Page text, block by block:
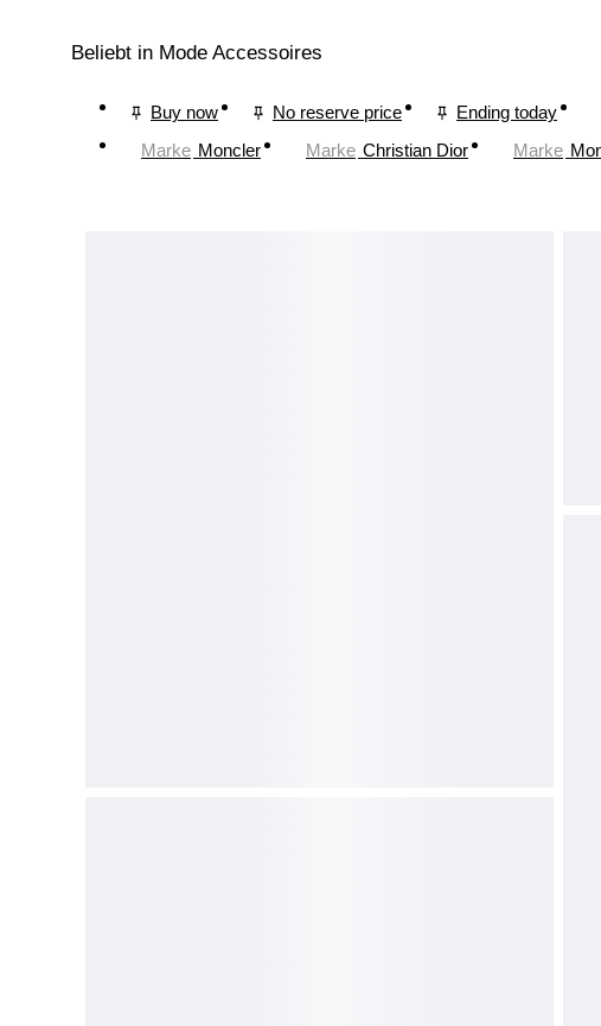
Beliebt in Mode Accessoires
Buy now No reserve price Ending today
Marke Moncler Marke Christian Dior Marke